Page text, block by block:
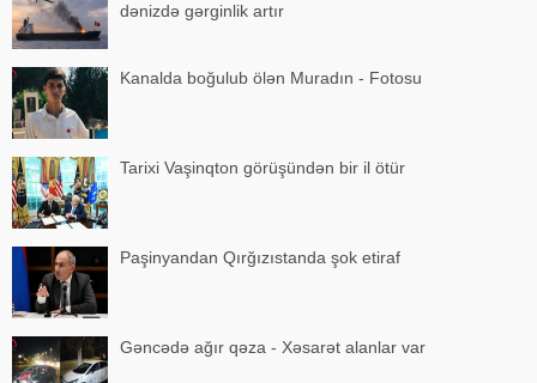
dənizdə gərginlik artır
Kanalda boğulub ölən Muradın - Fotosu
Tarixi Vaşinqton görüşündən bir il ötür
Paşinyandan Qırğızıstanda şok etiraf
Gəncədə ağır qəza - Xəsarət alanlar var